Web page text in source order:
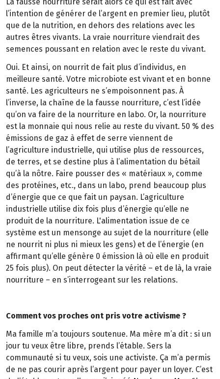
l’intention de générer de l’argent en premier lieu, plutôt
que de la nutrition, en dehors des relations avec les
autres êtres vivants. La vraie nourriture viendrait des
semences poussant en relation avec le reste du vivant.
Oui. Et ainsi, on nourrit de fait plus d’individus, en
meilleure santé. Votre microbiote est vivant et en bonne
santé. Les agriculteurs ne s’empoisonnent pas. À
l’inverse, la chaîne de la fausse nourriture, c’est l’idée
qu’on va faire de la nourriture en labo. Or, la nourriture
est la monnaie qui nous relie au reste du vivant. 50 % des
émissions de gaz à effet de serre viennent de
l’agriculture industrielle, qui utilise plus de ressources,
de terres, et se destine plus à l’alimentation du bétail
qu’à la nôtre. Faire pousser des « matériaux », comme
des protéines, etc., dans un labo, prend beaucoup plus
d’énergie que ce que fait un paysan. L’agriculture
industrielle utilise dix fois plus d’énergie qu’elle ne
produit de la nourriture. L'alimentation issue de ce
système est un mensonge au sujet de la nourriture (elle
ne nourrit ni plus ni mieux les gens) et de l’énergie (en
affirmant qu’elle génère 0 émission là où elle en produit
25 fois plus). On peut détecter la vérité – et de là, la vraie
nourriture – en s’interrogeant sur les relations.
Comment vos proches ont pris votre activisme ?
Ma famille m’a toujours soutenue. Ma mère m’a dit : si un
jour tu veux être libre, prends l’étable. Sers la
communauté si tu veux, sois une activiste. Ça m’a permis
de ne pas courir après l’argent pour payer un loyer. C’est